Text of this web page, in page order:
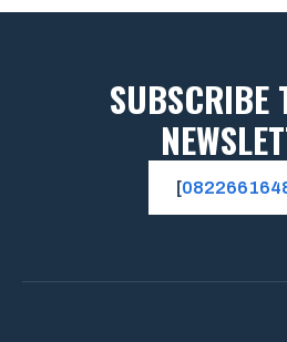
SUBSCRIBE
[